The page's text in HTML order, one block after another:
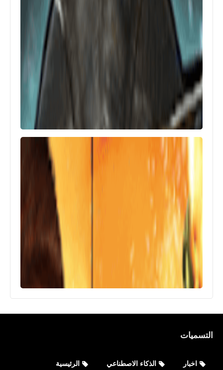
التسميات
اخبار الذكاء الاصطناعي الرئيسية